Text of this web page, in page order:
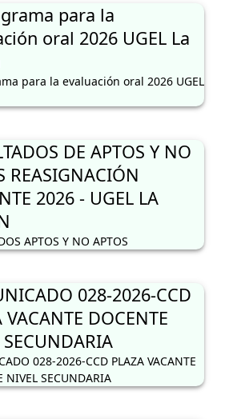
para la
oral 2026 UGEL La
para la evaluación oral 2026 UGEL
DE APTOS Y NO
REASIGNACIÓN
2026 - UGEL LA
APTOS Y NO APTOS
028-2026-CCD
VACANTE DOCENTE
028-2026-CCD PLAZA VACANTE
NIVEL SECUNDARIA